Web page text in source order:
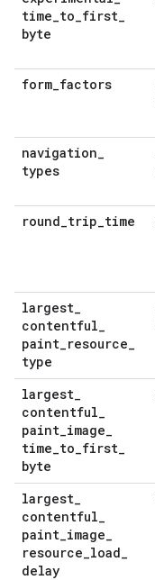
time_to_first_
byte
form_factors
navigation_
types
round_trip_time
largest_
contentful_
paint_resource_
type
largest_
contentful_
paint_image_
time_to_first_
byte
largest_
contentful_
paint_image_
resource_load_
delay